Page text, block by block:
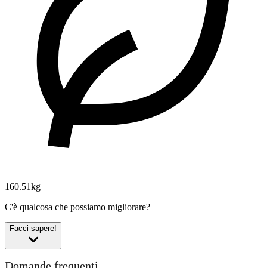
160.51kg
C'è qualcosa che possiamo migliorare?
Facci sapere!